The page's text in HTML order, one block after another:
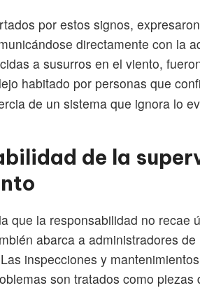
por estos signos,
directamente con la
a susurros en el viento,
habitado por personas que
de un sistema que ignora lo
de la
que la responsabilidad no recae
abarca a administradores
inspecciones y
son tratados como